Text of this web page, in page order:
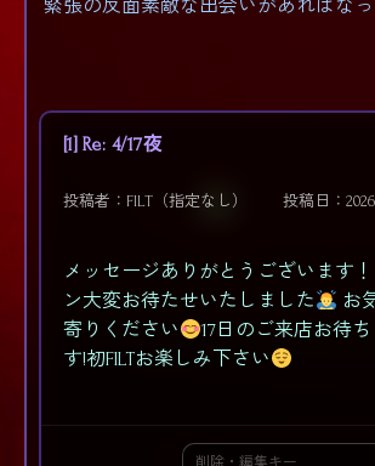
緊張の反面素敵な出会いがあればなっ
[1] Re: 4/17夜
投稿者：FILT（指定なし） 投稿日：2026/
メッセージありがとうございます
ン大変お待たせいたしました
お
寄りください
17日のご来店お待
す!初FILTお楽しみ下さい